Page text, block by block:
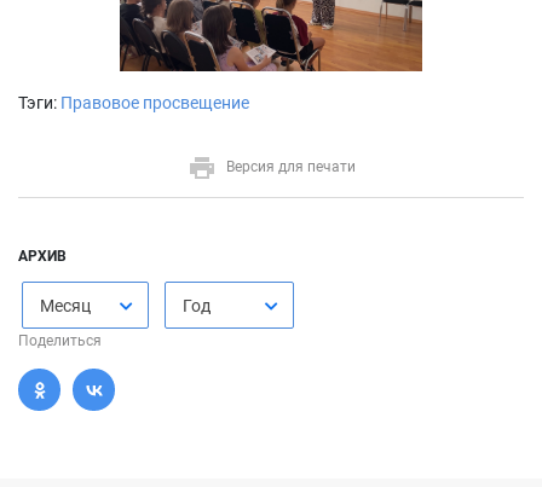
Тэги: Правовое просвещение
Версия для печати
АРХИВ
Месяц Год
Поделиться